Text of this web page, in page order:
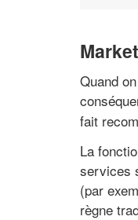
Quand
fait
La
services
(par
règne